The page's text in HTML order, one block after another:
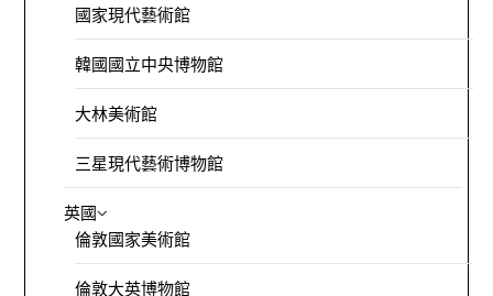
國家現代藝術館
韓國國立中央博物館
大林美術館
三星現代藝術博物館
英國
倫敦國家美術館
倫敦大英博物館